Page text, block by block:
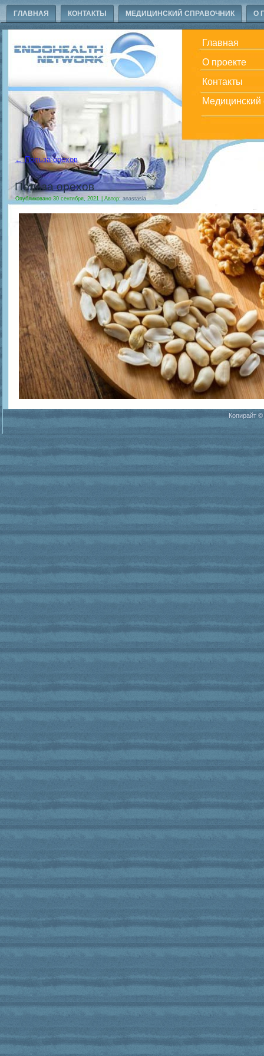
ГЛАВНАЯ КОНТАКТЫ МЕДИЦИНСКИЙ СПРАВОЧНИК О
Главная
О проекте
Контакты
Медицинский
←Польза орехов
Польза орехов
Опубликовано 30 сентября, 2021|Автор: anastasia
Копирайт